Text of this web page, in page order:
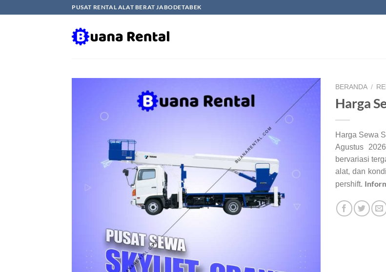
PUSAT RENTAL ALAT BERAT JABODETABEK
BERANDA /
Harga
Harga Sewa
Agustus
bervariasi
alat, dan
pershift.